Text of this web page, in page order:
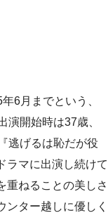
6月までという、
演開始時は37歳、
逃げるは恥だが役
ラマに出演し続けて
重ねることの美しさ
ンター越しに優しく